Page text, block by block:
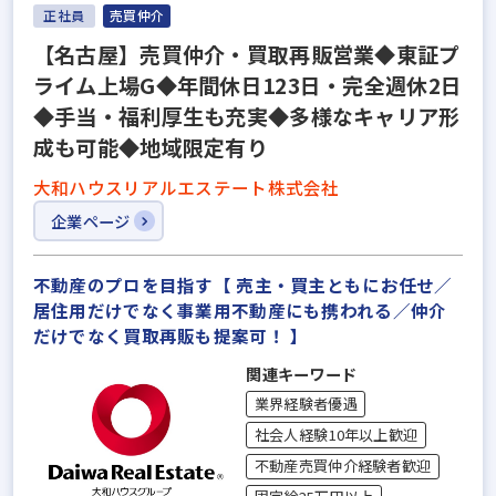
正社員 売買仲介
【名古屋】売買仲介・買取再販営業◆東証プ
ライム上場G◆年間休日123日・完全週休2日
◆手当・福利厚生も充実◆多様なキャリア形
成も可能◆地域限定有り
大和ハウスリアルエステート株式会社
企業ページ
不動産のプロを目指す【 売主・買主ともにお任せ／
居住用だけでなく事業用不動産にも携われる／仲介
だけでなく買取再販も提案可！ 】
関連キーワード
業界経験者優遇
社会人経験10年以上歓迎
不動産売買仲介経験者歓迎